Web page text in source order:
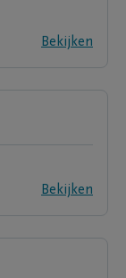
Bekijken
Bekijken